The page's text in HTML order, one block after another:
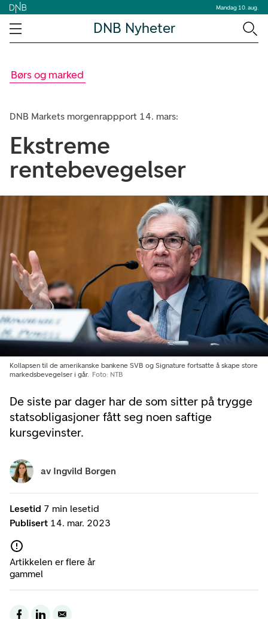
Mandag 10. aug.
DNB Nyheter
Børs og marked
DNB Markets morgenrappport 14. mars:
Ekstreme
rentebevegelser
De siste par dager har de som sitter på trygge
statsobligasjoner fått seg noen saftige
kursgevinster.
Kollapsen til de amerikanske bankene SVB og Signature fortsatte å skape store
markedsbevegelser i går. Foto: NTB
Lesetid 7 min lesetid
Publisert 14. mar. 2023
Artikkelen er flere år
gammel
av Ingvild Borgen